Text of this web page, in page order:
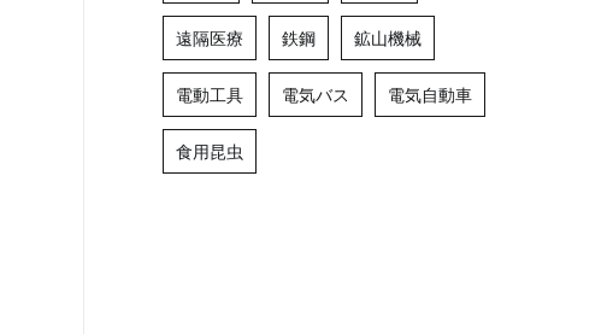
遠隔医療 鉄鋼 鉱山機械
電動工具 電気バス 電気自動車
食用昆虫